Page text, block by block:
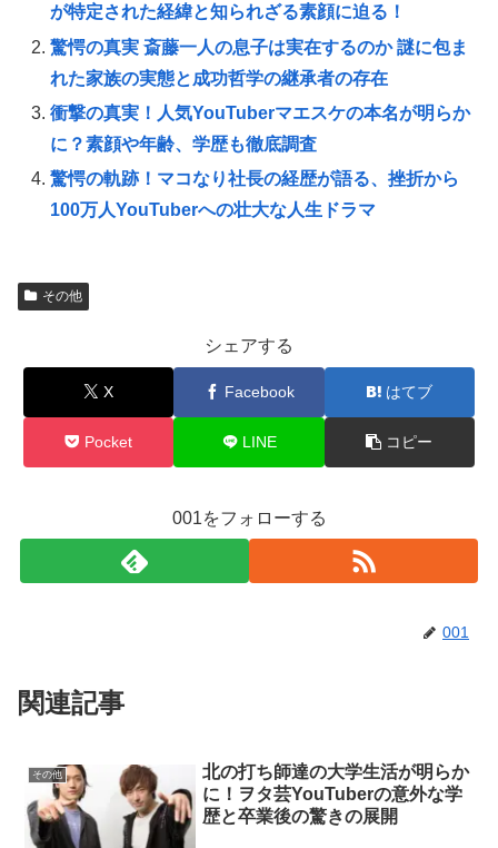
が特定された経緯と知られざる素顔に迫る！
驚愕の真実 斎藤一人の息子は実在するのか 謎に包ま
れた家族の実態と成功哲学の継承者の存在
衝撃の真実！人気YouTuberマエスケの本名が明らか
に？素顔や年齢、学歴も徹底調査
驚愕の軌跡！マコなり社長の経歴が語る、挫折から
100万人YouTuberへの壮大な人生ドラマ
その他
シェアする
X Facebook はてブ
Pocket LINE コピー
001をフォローする
001
関連記事
その他
北の打ち師達の大学生活が明らか
に！ヲタ芸YouTuberの意外な学
歴と卒業後の驚きの展開